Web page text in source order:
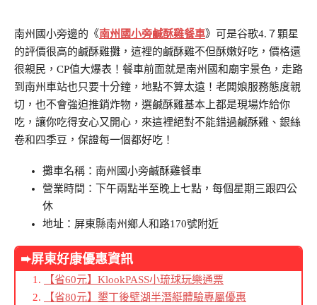
南州國小旁邊的《南州國小旁鹹酥雞餐車》可是谷歌4.７顆星
的評價很高的鹹酥雞攤，這裡的鹹酥雞不但酥嫩好吃，價格還
很親民，CP值大爆表！餐車前面就是南州國和廟宇景色，走路
到南州車站也只要十分鐘，地點不算太遠！老闆娘服務態度親
切，也不會強迫推銷炸物，選鹹酥雞基本上都是現場炸給你
吃，讓你吃得安心又開心，來這裡絕對不能錯過鹹酥雞、銀絲
卷和四季豆，保證每一個都好吃！
攤車名稱：南州國小旁鹹酥雞餐車
營業時間：下午兩點半至晚上七點，每個星期三跟四公
休
地址：屏東縣南州鄉人和路170號附近
➨屏東好康優惠資訊
【省60元】KlookPASS小琉球玩樂通票
【省80元】墾丁後壁湖半潛艇體驗專屬優惠